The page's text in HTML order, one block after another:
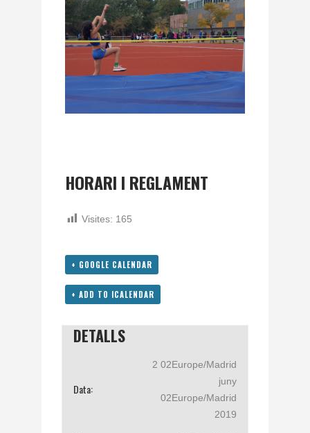
HORARI I REGLAMENT
Visites: 165
+ GOOGLE CALENDAR
+ ADD TO ICALENDAR
DETALLS
Data:
2 02Europe/Madrid
juny
02Europe/Madrid
2019